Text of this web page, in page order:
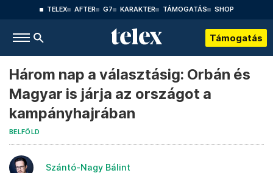
TELEX AFTER G7 KARAKTER TÁMOGATÁS SHOP
Támogatás
Három nap a választásig: Orbán és
Magyar is járja az országot a
kampányhajrában
BELFÖLD
Szántó-Nagy Bálint